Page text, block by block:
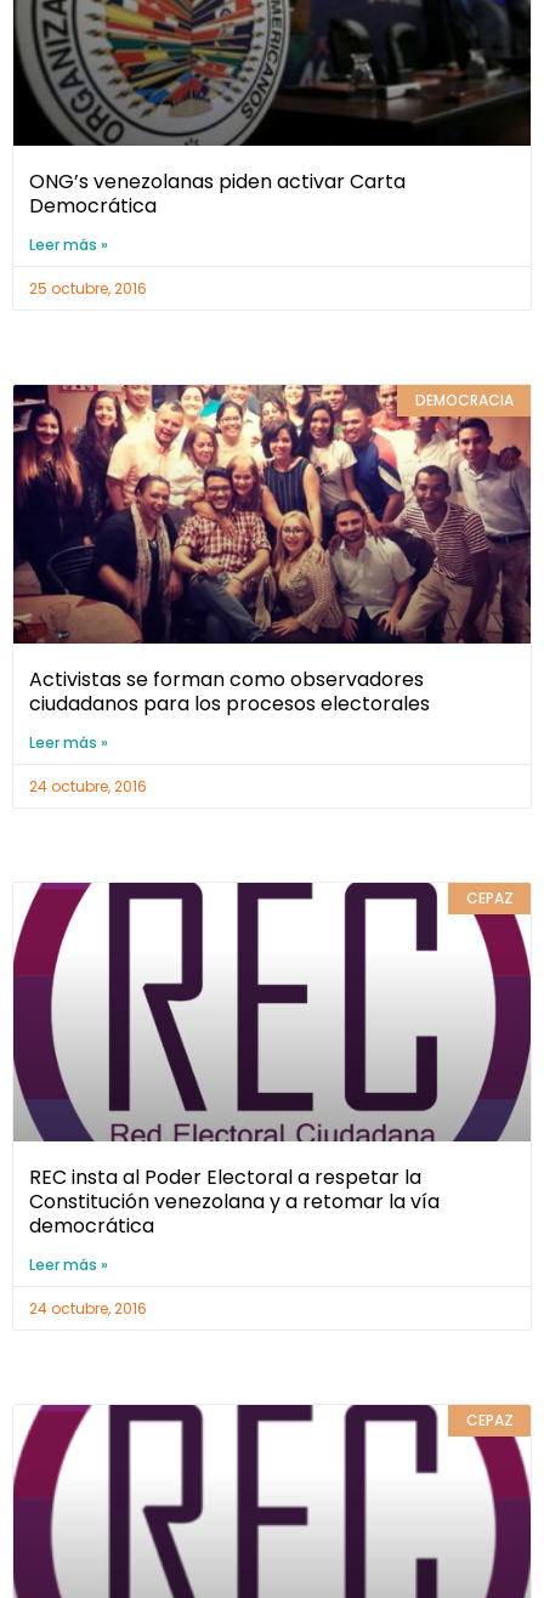
ONG’s venezolanas piden activar Carta
Democrática
Leer más »
25 octubre, 2016
DEMOCRACIA
Activistas se forman como observadores
ciudadanos para los procesos electorales
Leer más »
24 octubre, 2016
CEPAZ
REC insta al Poder Electoral a respetar la
Constitución venezolana y a retomar la vía
democrática
Leer más »
24 octubre, 2016
CEPAZ